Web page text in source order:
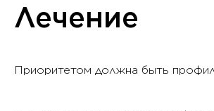
Лечение
Приоритетом должна быть